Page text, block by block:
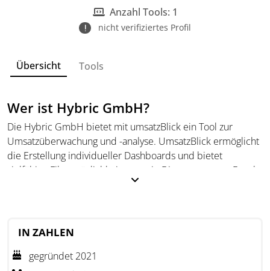
Anzahl Tools: 1
nicht verifiziertes Profil
Übersicht Tools
Wer ist Hybric GmbH?
Die Hybric GmbH bietet mit umsatzBlick ein Tool zur
Umsatzüberwachung und -analyse. UmsatzBlick ermöglicht
die Erstellung individueller Dashboards und bietet
vielfältige Filtermöglichkeiten sowie Diagrammarten. Durch
die Integration mit verschiedenen Buchhaltungstools wie
Optimierungsmaßnahmen ableiten.
Die Benutzer können benutzerdefinierte Berichte und
Visualisierungen erstellen, um tiefere Einblicke in ihre
IN ZAHLEN
gegründet 2021